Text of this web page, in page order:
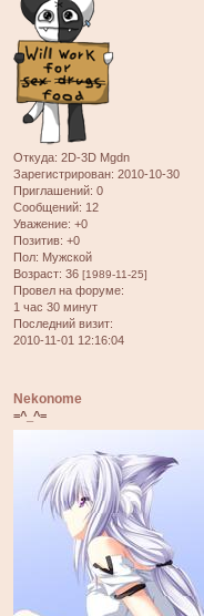
Откуда: 2D-3D Mgdn
Зарегистрирован: 2010-10-30
Приглашений: 0
Сообщений: 12
Уважение: +0
Позитив: +0
Пол: Мужской
Возраст: 36 [1989-11-25]
Провел на форуме:
1 час 30 минут
Последний визит:
2010-11-01 12:16:04
Nekonome
=^_^=